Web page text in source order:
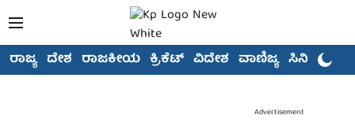
ರಾಜ್ಯ ದೇಶ ರಾಜಕೀಯ ಕ್ರಿಕೆಟ್ ವಿದೇಶ ವಾಣಿಜ್ಯ ಸಿನಿಮಾ
Advertisement